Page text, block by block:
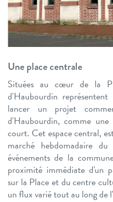
Une place centrale
Situées au cœur de la
d'Haubourdin
lancer un projet
d'Haubourdin, comme
court. Cet espace central,
marché hebdomadaire
événements de la
proximité immédiate d'un
sur la Place et du centre
un flux varié tout au long de